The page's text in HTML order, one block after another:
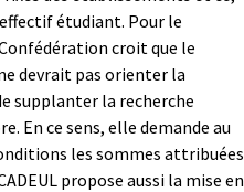
étudiant. Pour le
croit que le
devrait pas orienter la
supplanter la recherche
En ce sens, elle demande au
les sommes attribuées
propose aussi la mise en